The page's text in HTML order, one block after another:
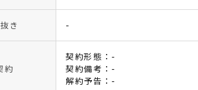
き -
約
契約形態：-
契約備考：-
解約予告：-